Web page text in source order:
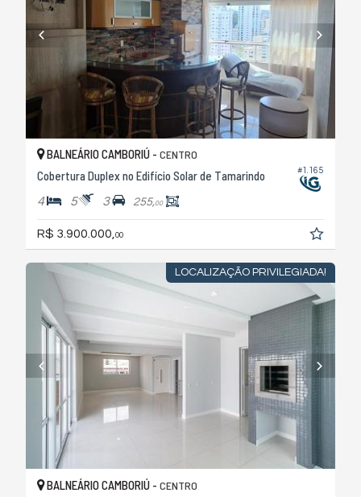
#1.165
BALNEÁRIO CAMBORIÚ - CENTRO
Cobertura Duplex no Edifício Solar de Tamarindo
4 5 3 255,00
R$ 3.900.000,00
LOCALIZAÇÃO PRIVILEGIADA!
BALNEÁRIO CAMBORIÚ - CENTRO